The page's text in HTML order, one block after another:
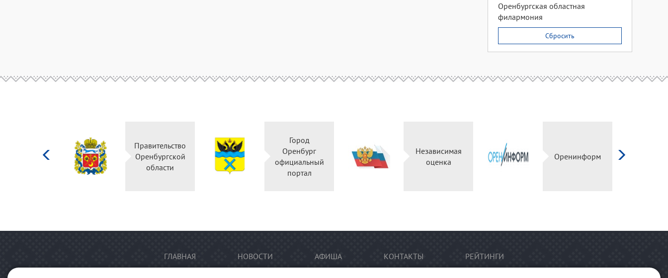
Оренбургская областная
филармония
Сбросить
Правительство
Оренбургской
области
Город
Оренбург
официальный
портал
Независимая
оценка
Оренинформ
ГЛАВНАЯ НОВОСТИ АФИША КОНТАКТЫ РЕЙТИНГИ